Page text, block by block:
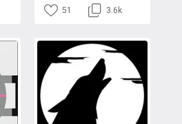
51 3.6k